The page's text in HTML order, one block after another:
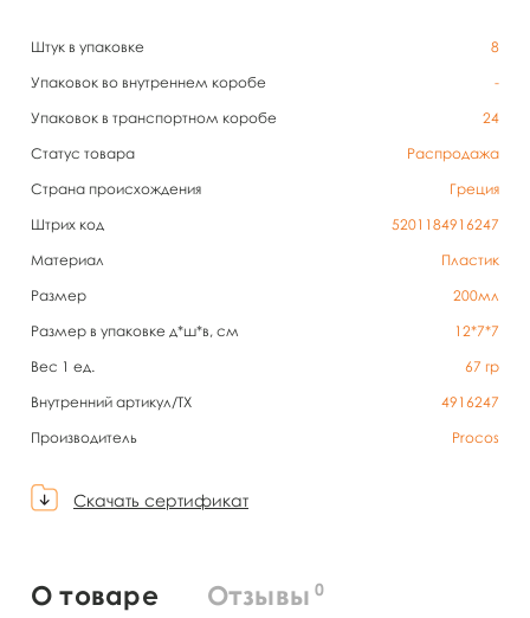
Штук в упаковке
8
Упаковок во внутреннем коробе
-
Упаковок в транспортном коробе
24
Статус товара
Распродажа
Страна происхождения
Греция
Штрих код
5201184916247
Материал
Пластик
Размер
200мл
Размер в упаковке д*ш*в, см
12*7*7
Вес 1 ед.
67 гр
Внутренний артикул/TX
4916247
Производитель
Procos
Скачать сертификат
О товаре Отзывы 0